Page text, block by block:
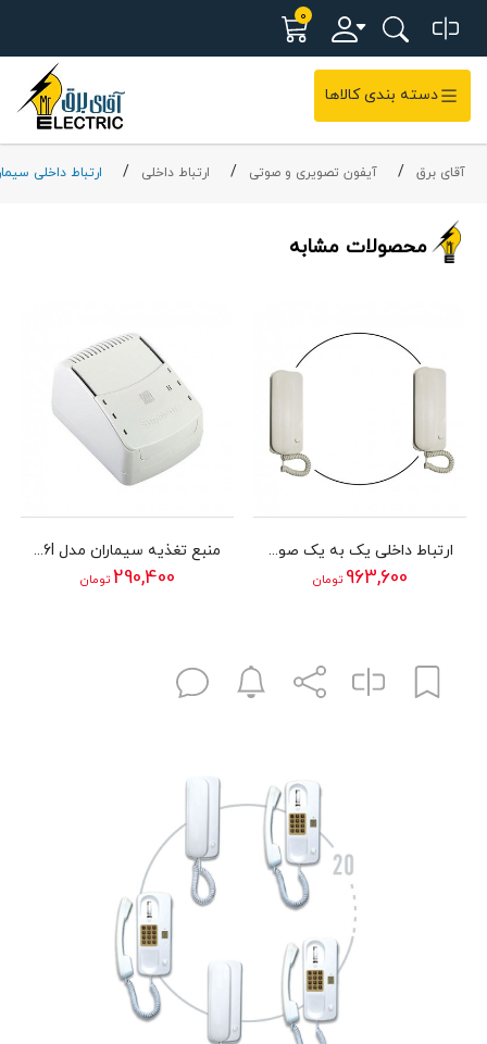
0
دسته بندی کالاها
آقای برق آیفون تصویری و صوتی ارتباط داخلی ارتباط داخلی
محصولات مشابه
ارتباط داخلی یک به یک صوتی سیماران
963,600 تومان
منبع تغذیه سیماران مدل 706I
290,400تومان